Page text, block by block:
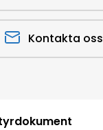
Kontakta oss